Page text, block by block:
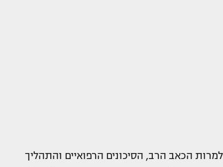
למרות הכאב הרב, הסיכונים הרפואיים והתהליך